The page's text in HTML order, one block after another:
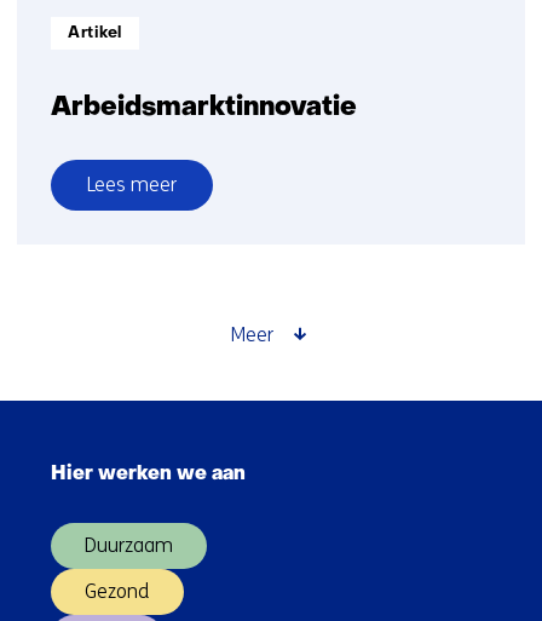
Arbeidsmarktinnovatie
Informatietype:
Artikel
Lees meer
over
Meer
Hier werken we aan
Duurzaam
Gezond